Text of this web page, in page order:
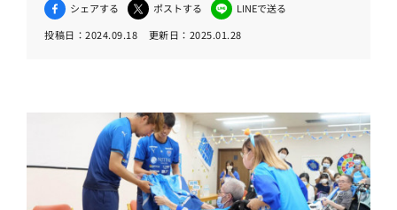
シェアする ポストする
LINEで送る
投稿日： 2024.09.18 更新日： 2025.01.28